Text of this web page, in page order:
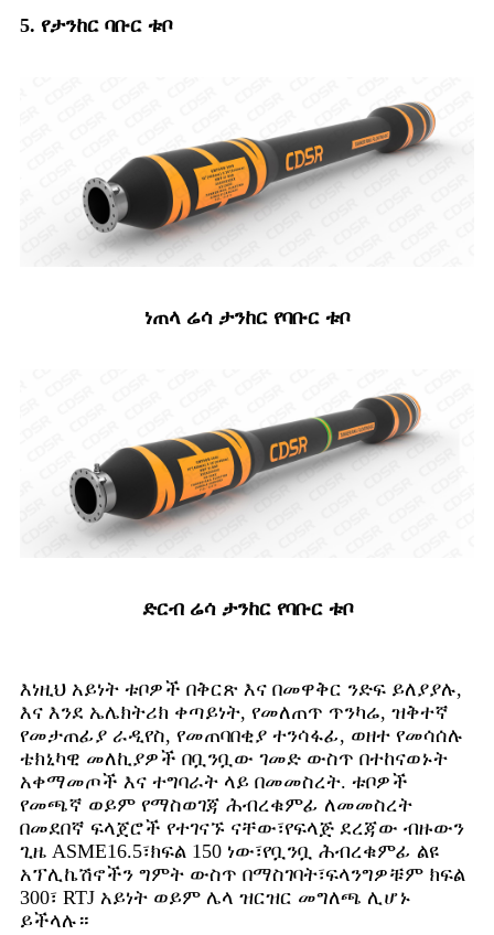
5. የታንከር ባቡር ቱቦ
ነጠላ ሬሳ ታንከር የባቡር ቱቦ
ድርብ ሬሳ ታንከር የባቡር ቱቦ
እነዚህ አይነት ቱቦዎች በቅርጽ እና በመዋቅር ንድፍ ይለያያሉ,
እና እንደ ኤሌክትሪክ ቀጣይነት, የመለጠጥ ጥንካሬ, ዝቅተኛ
የመታጠፊያ ራዲየስ, የመጠባበቂያ ተንሳፋፊ, ወዘተ የመሳሰሉ
ቴክኒካዊ መለኪያዎች በቧንቧው ገመድ ውስጥ በተከናወኑት
አቀማመጦች እና ተግባራት ላይ በመመስረት. ቱቦዎች
የመጫኛ ወይም የማስወገጃ ሕብረቁምፊ ለመመስረት
በመደበኛ ፍላጀሮች የተገናኙ ናቸው፣የፍላጅ ደረጃው ብዙውን
ጊዜ ASME16.5፣ክፍል 150 ነው፣የቧንቧ ሕብረቁምፊ ልዩ
አፕሊኬሽኖችን ግምት ውስጥ በማስገባት፣ፍላንግዎቹም ክፍል
300፣ RTJ አይነት ወይም ሌላ ዝርዝር መግለጫ ሊሆኑ
ይችላሉ።